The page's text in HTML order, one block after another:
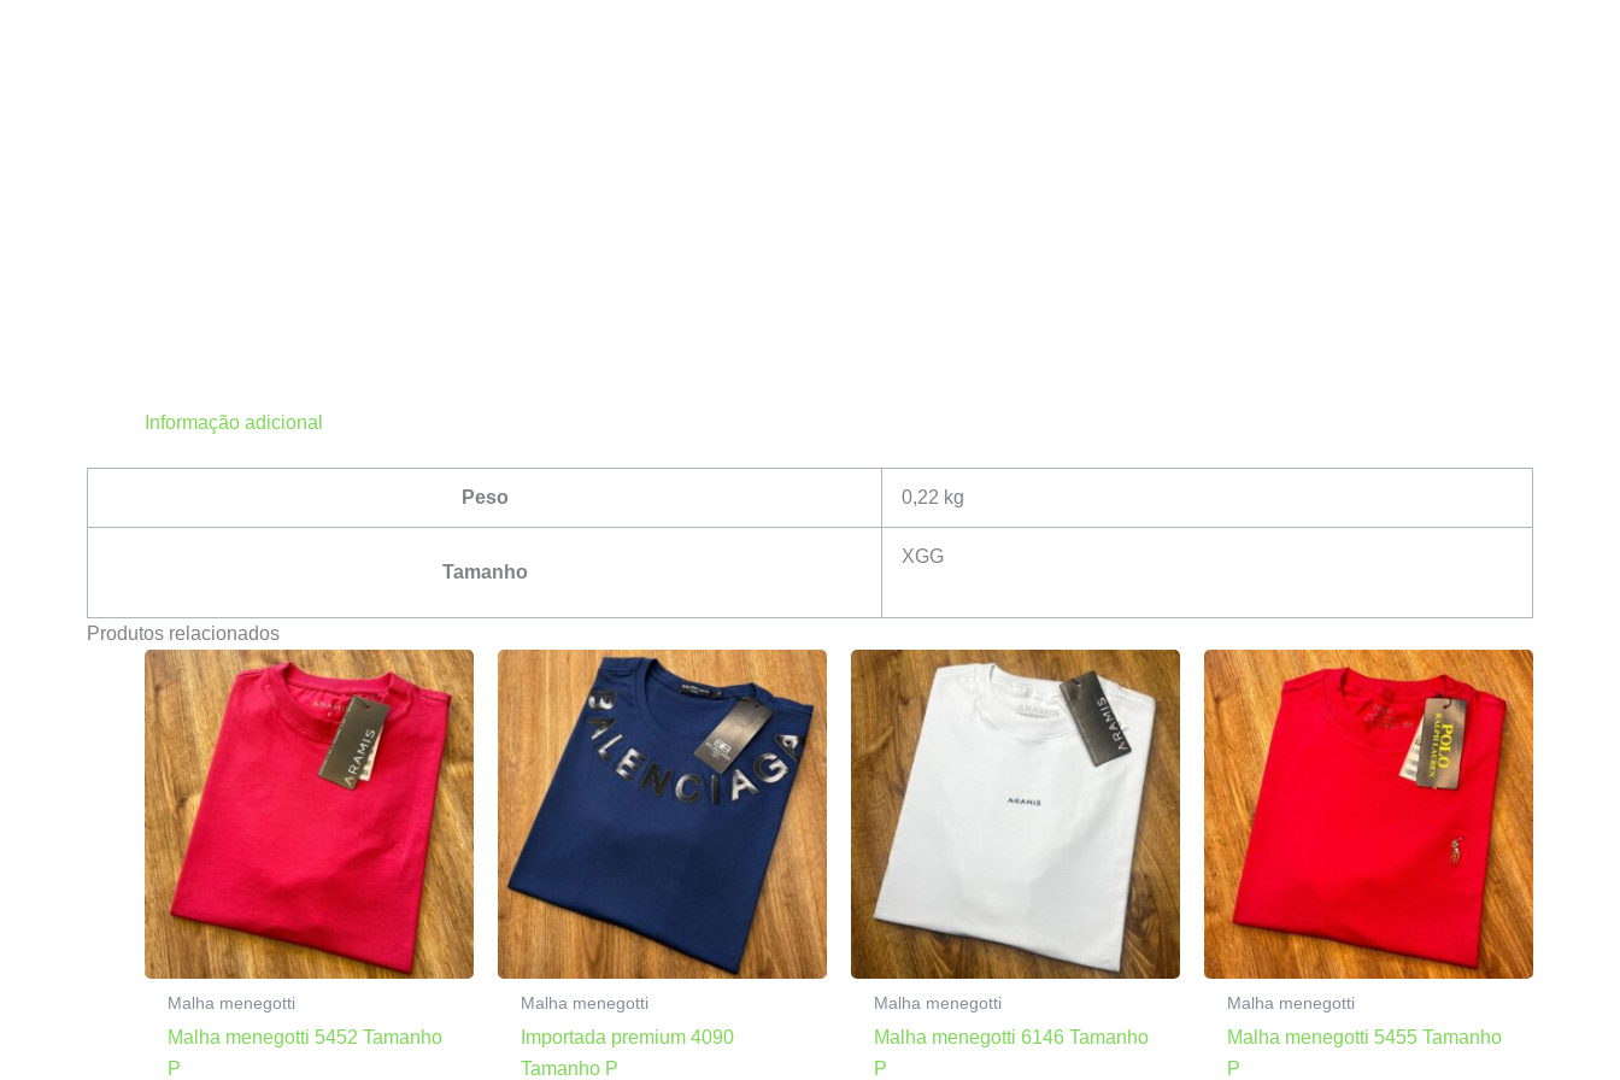
Informação adicional
Peso 0,22 kg
Tamanho
XGG
Produtos relacionados
Malha menegotti
Malha menegotti 5452 Tamanho
P
Malha menegotti
Importada premium 4090
Tamanho P
Malha menegotti
Malha menegotti 6146 Tamanho
P
Malha menegotti
Malha menegotti 5455 Tamanho
P